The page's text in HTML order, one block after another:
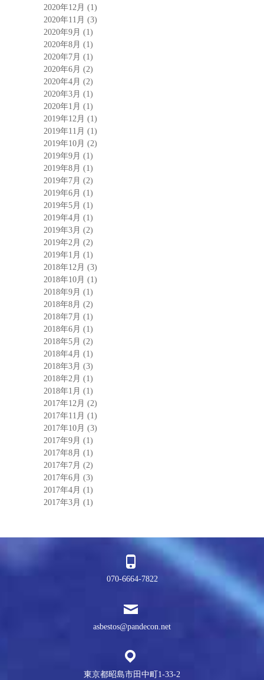
2020年12月 (1)
2020年11月 (3)
2020年9月 (1)
2020年8月 (1)
2020年7月 (1)
2020年6月 (2)
2020年4月 (2)
2020年3月 (1)
2020年1月 (1)
2019年12月 (1)
2019年11月 (1)
2019年10月 (2)
2019年9月 (1)
2019年8月 (1)
2019年7月 (2)
2019年6月 (1)
2019年5月 (1)
2019年4月 (1)
2019年3月 (2)
2019年2月 (2)
2019年1月 (1)
2018年12月 (3)
2018年10月 (1)
2018年9月 (1)
2018年8月 (2)
2018年7月 (1)
2018年6月 (1)
2018年5月 (2)
2018年4月 (1)
2018年3月 (3)
2018年2月 (1)
2018年1月 (1)
2017年12月 (2)
2017年11月 (1)
2017年10月 (3)
2017年9月 (1)
2017年8月 (1)
2017年7月 (2)
2017年6月 (3)
2017年4月 (1)
2017年3月 (1)
070-6664-7822
asbestos@pandecon.net
東京都昭島市田中町1-33-2